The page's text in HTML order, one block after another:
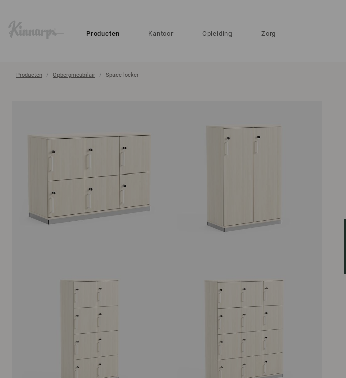
Producten Kantoor Opleiding Zorg
Producten Opbergmeubilair Space locker